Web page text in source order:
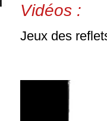
Vidéos :
Jeux des